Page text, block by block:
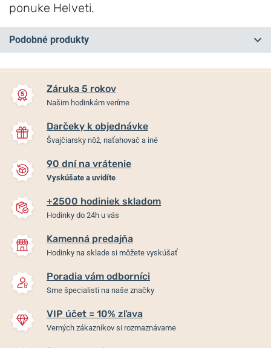
ponuke Helveti.
Podobné produkty
Davosa Ternos Sixties
Automatic 161.525.60
Skladom
901,20 €
Záruka 5 rokov
Našim hodinkám veríme
Darčeky k objednávke
Švajčiarsky nôž, naťahovač a iné
90 dní na vrátenie
Vyskúšate a uvidíte
+2500 hodiniek skladom
Hodinky do 24h u vás
Kamenná predajňa
Hodinky na sklade si môžete vyskúšať
Poradia vám odborníci
Sme špecialisti na naše značky
VIP účet = 10% zľava
Verných zákazníkov si rozmaznávame